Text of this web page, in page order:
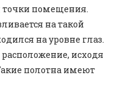
точки помещения.
на такой
на уровне глаз.
исходя
полотна имеют